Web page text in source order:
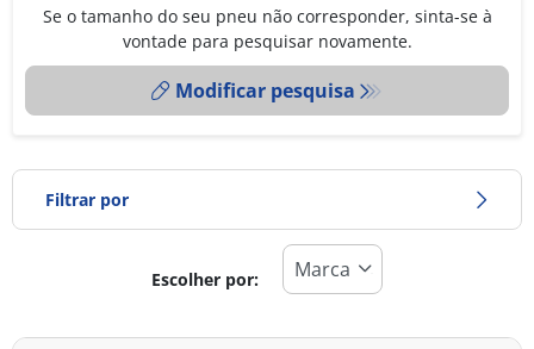
Se o tamanho do seu pneu não corresponder, sinta-se à
vontade para pesquisar novamente.
Modificar pesquisa
Filtrar por
Todos os tipos (47)
Escolher por: